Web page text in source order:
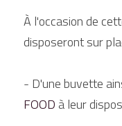
À l'occasion de
disposeront sur
- D'une buvette
FOOD à leur